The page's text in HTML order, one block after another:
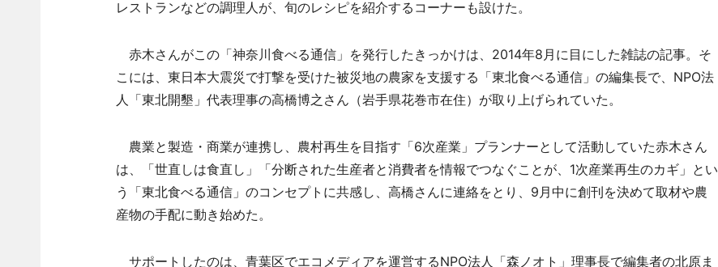
レストランなどの調理人が、旬のレシピを紹介するコーナーも設けた。
赤木さんがこの「神奈川食べる通信」を発行したきっかけは、2014年8月に目にした雑誌の記事。そ
こには、東日本大震災で打撃を受けた被災地の農家を支援する「東北食べる通信」の編集長で、NPO法
人「東北開墾」代表理事の高橋博之さん（岩手県花巻市在住）が取り上げられていた。
農業と製造・商業が連携し、農村再生を目指す「6次産業」プランナーとして活動していた赤木さん
は、「世直しは食直し」「分断された生産者と消費者を情報でつなぐことが、1次産業再生のカギ」とい
う「東北食べる通信」のコンセプトに共感し、高橋さんに連絡をとり、9月中に創刊を決めて取材や農
産物の手配に動き始めた。
サポートしたのは、青葉区でエコメディアを運営するNPO法人「森ノオト」理事長で編集者の北原ま